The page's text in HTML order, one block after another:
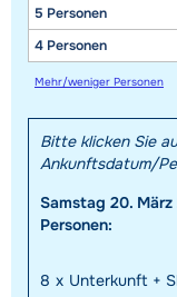
5 Personen
4 Personen
Mehr/weniger Personen
Bitte klicken Sie
Ankunftsdatum/
Samstag 20.
Personen:
8 x Unterkunft +